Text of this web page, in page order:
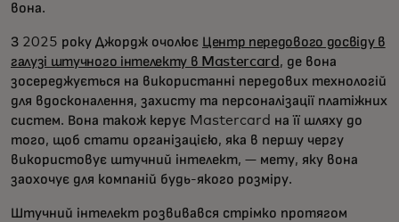
вона.
З 2025 року Джордж очолює Центр передового досвіду в
галузі штучного інтелекту в Mastercard , де вона
зосереджується на використанні передових технологій
для вдосконалення, захисту та персоналізації платіжних
систем. Вона також керує Mastercard на її шляху до
того, щоб стати організацією, яка в першу чергу
використовує штучний інтелект, — мету, яку вона
заохочує для компаній будь-якого розміру.
Штучний інтелект розвивався стрімко протягом